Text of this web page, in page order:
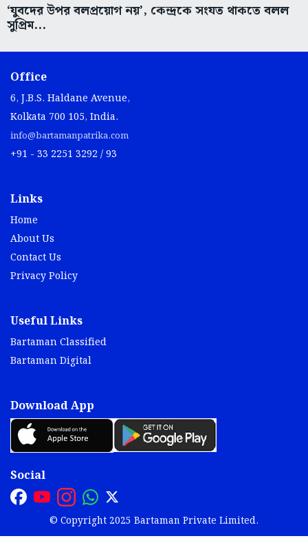
‘যুবদের উপর বলপ্রয়োগ নয়’, কেন্দ্রকে সংযত থাকতে বলল
সুপ্রিম...
Office
6, J.B.S. Haldane Avenue,
Kolkata 700 105, India.
info@bartamanpatrika.com
+91 - 33 2251 3292 / 93
Links
Home
About Us
Contact Us
Privacy Policy
Useful Links
Bartaman Classified
Bartaman Digital
Download App
Social
© Copyright 2025 Bartaman Private Limited.